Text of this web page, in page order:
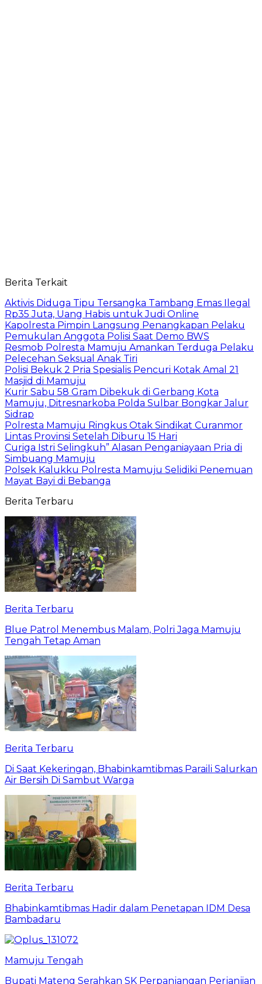
Berita Terkait
Aktivis Diduga Tipu Tersangka Tambang Emas Ilegal
Rp35 Juta, Uang Habis untuk Judi Online
Kapolresta Pimpin Langsung Penangkapan Pelaku
Pemukulan Anggota Polisi Saat Demo BWS
Resmob Polresta Mamuju Amankan Terduga Pelaku
Pelecehan Seksual Anak Tiri
Polisi Bekuk 2 Pria Spesialis Pencuri Kotak Amal 21
Masjid di Mamuju
Kurir Sabu 58 Gram Dibekuk di Gerbang Kota
Mamuju, Ditresnarkoba Polda Sulbar Bongkar Jalur
Sidrap
Polresta Mamuju Ringkus Otak Sindikat Curanmor
Lintas Provinsi Setelah Diburu 15 Hari
Curiga Istri Selingkuh” Alasan Penganiayaan Pria di
Simbuang Mamuju
Polsek Kalukku Polresta Mamuju Selidiki Penemuan
Mayat Bayi di Bebanga
Berita Terbaru
Berita Terbaru
Blue Patrol Menembus Malam, Polri Jaga Mamuju
Tengah Tetap Aman
Berita Terbaru
Di Saat Kekeringan, Bhabinkamtibmas Paraili Salurkan
Air Bersih Di Sambut Warga
Berita Terbaru
Bhabinkamtibmas Hadir dalam Penetapan IDM Desa
Bambadaru
Mamuju Tengah
Bupati Mateng Serahkan SK Perpanjangan Perjanjian